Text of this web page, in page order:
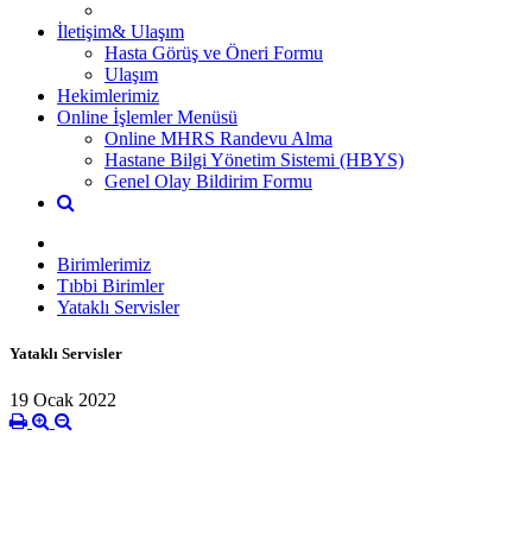
İletişim& Ulaşım
Hasta Görüş ve Öneri Formu
Ulaşım
Hekimlerimiz
Online İşlemler Menüsü
Online MHRS Randevu Alma
Hastane Bilgi Yönetim Sistemi (HBYS)
Genel Olay Bildirim Formu
Birimlerimiz
Tıbbi Birimler
Yataklı Servisler
Yataklı Servisler
19 Ocak 2022